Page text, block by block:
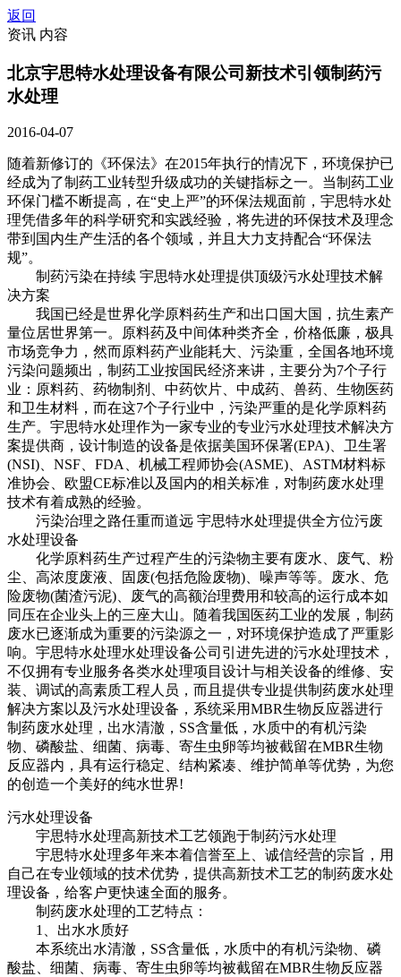
返回
资讯 内容
北京宇思特水处理设备有限公司新技术引领制药污
水处理
2016-04-07
随着新修订的《环保法》在2015年执行的情况下，环境保护已
经成为了制药工业转型升级成功的关键指标之一。当制药工业
环保门槛不断提高，在“史上严”的环保法规面前，宇思特水处
理凭借多年的科学研究和实践经验，将先进的环保技术及理念
带到国内生产生活的各个领域，并且大力支持配合“环保法
规”。
制药污染在持续 宇思特水处理提供顶级污水处理技术解
决方案
我国已经是世界化学原料药生产和出口国大国，抗生素产
量位居世界第一。原料药及中间体种类齐全，价格低廉，极具
市场竞争力，然而原料药产业能耗大、污染重，全国各地环境
污染问题频出，制药工业按国民经济来讲，主要分为7个子行
业：原料药、药物制剂、中药饮片、中成药、兽药、生物医药
和卫生材料，而在这7个子行业中，污染严重的是化学原料药
生产。宇思特水处理作为一家专业的专业污水处理技术解决方
案提供商，设计制造的设备是依据美国环保署(EPA)、卫生署
(NSI)、NSF、FDA、机械工程师协会(ASME)、ASTM材料标
准协会、欧盟CE标准以及国内的相关标准，对制药废水处理
技术有着成熟的经验。
污染治理之路任重而道远 宇思特水处理提供全方位污废
水处理设备
化学原料药生产过程产生的污染物主要有废水、废气、粉
尘、高浓度废液、固废(包括危险废物)、噪声等等。废水、危
险废物(菌渣污泥)、废气的高额治理费用和较高的运行成本如
同压在企业头上的三座大山。随着我国医药工业的发展，制药
废水已逐渐成为重要的污染源之一，对环境保护造成了严重影
响。宇思特水处理水处理设备公司引进先进的污水处理技术，
不仅拥有专业服务各类水处理项目设计与相关设备的维修、安
装、调试的高素质工程人员，而且提供专业提供制药废水处理
解决方案以及污水处理设备，系统采用MBR生物反应器进行
制药废水处理，出水清澈，SS含量低，水质中的有机污染
物、磷酸盐、细菌、病毒、寄生虫卵等均被截留在MBR生物
反应器内，具有运行稳定、结构紧凑、维护简单等优势，为您
的创造一个美好的纯水世界!
污水处理设备
宇思特水处理高新技术工艺领跑于制药污水处理
宇思特水处理多年来本着信誉至上、诚信经营的宗旨，用
自己在专业领域的技术优势，提供高新技术工艺的制药废水处
理设备，给客户更快速全面的服务。
制药废水处理的工艺特点：
1、出水水质好
本系统出水清澈，SS含量低，水质中的有机污染物、磷
酸盐、细菌、病毒、寄生虫卵等均被截留在MBR生物反应器